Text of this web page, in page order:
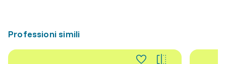
Professioni simili